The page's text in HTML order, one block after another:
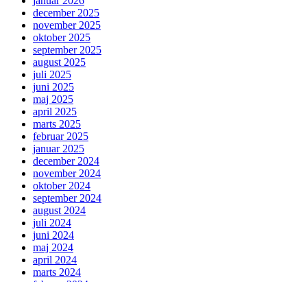
december 2025
november 2025
oktober 2025
september 2025
august 2025
juli 2025
juni 2025
maj 2025
april 2025
marts 2025
februar 2025
januar 2025
december 2024
november 2024
oktober 2024
september 2024
august 2024
juli 2024
juni 2024
maj 2024
april 2024
marts 2024